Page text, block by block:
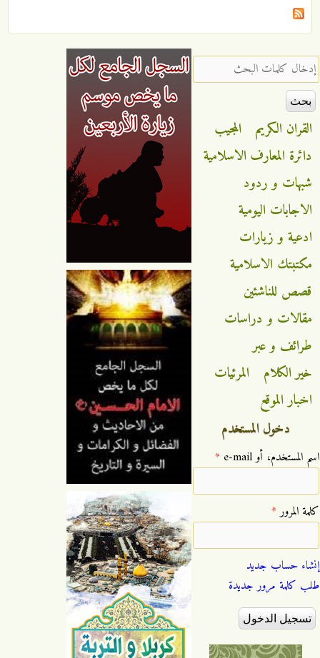
‏إدخال كلمات البحث ‏
القران الكريم
المجيب
دائرة المعارف الاسلامية
شبهات و ردود
الاجابات اليومية
ادعية و زيارات
مكتبتك الاسلامية
قصص للناشئين
مقالات و دراسات
طرائف و عبر
خير الكلام
المرئيات
اخبار الموقع
دخول المستخدم
‏اسم المستخدم، أو e-mail ‏ *
‏كلمة المرور ‏*
إنشاء حساب جديد
طلب كلمة مرور جديدة